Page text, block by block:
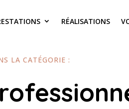
RÉALISATIONS
LA CATÉGORIE :